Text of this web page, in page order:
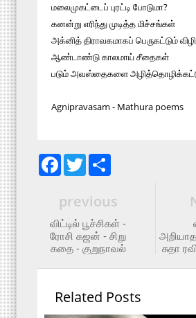
மலைமுகட்டைப் புரட்டி போடுமா?
கனன்று எரிந்து முடித்த மிச்சங்கள்
அக்னித் திராவகமாகப் பெருகட்டும்
ஆண்டாண்டு காலமாய் சீதைகள்
படும் அவஸ்தைகளை
Agnipravasam - Mathura poems
F
b
o
k
T
t
r
e
சுதா
previous
விட்டில் பூச்சிகள் -
ரோசி கஜன் - சிறு
கதை - குறுநாவல்
Related Posts